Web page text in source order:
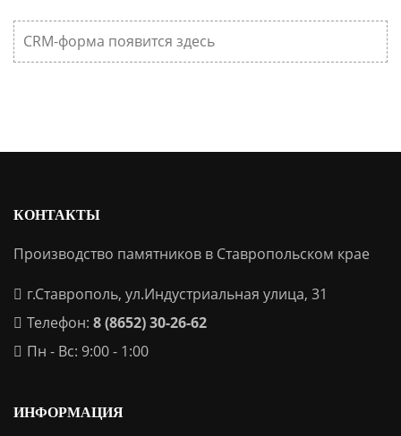
CRM-форма появится здесь
КОНТАКТЫ
Производство памятников в Ставропольском крае
г.Ставрополь, ул.Индустриальная улица, 31
Телефон: 8 (8652) 30-26-62
Пн - Вс: 9:00 - 1:00
ИНФОРМАЦИЯ